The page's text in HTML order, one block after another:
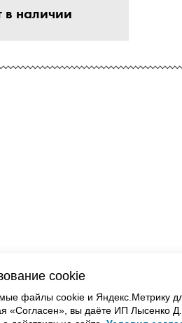
в наличии
ПОНРАВИТЬСЯ
cookie
файлы cookie и Яндекс.Метрику
«Согласен», вы даёте ИП Лысенко